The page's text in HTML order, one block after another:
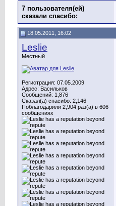
7 пользователя(ей)
сказали cпасибо:
18.05.2011, 16:02
Leslie
Местный
Регистрация: 07.05.2009
Адрес: Васильков
Сообщений: 1,876
Сказал(а) спасибо: 2,146
Поблагодарили 2,904 раз(а) в 606
сообщениях